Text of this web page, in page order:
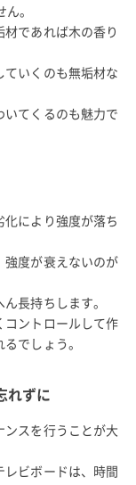
。
であれば木の香り
いくのも無垢材な
てくるのも魅力で
により強度が落ち
度が衰えないのが
長持ちします。
ントロールして作
でしょう。
れずに
スを行うことが大
ビボードは、時間